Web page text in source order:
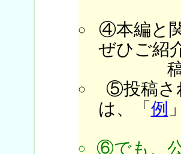
④本編と
ぜひご紹
⑤投稿さ
は、「 例
⑥でも、